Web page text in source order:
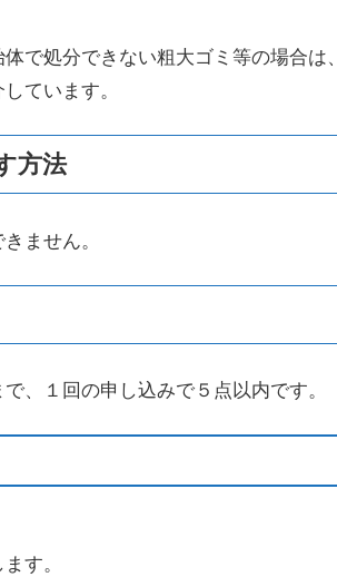
で処分できない粗大ゴミ等の場合は、
ています。
方法
ません。
、１回の申し込みで５点以内です。
す。